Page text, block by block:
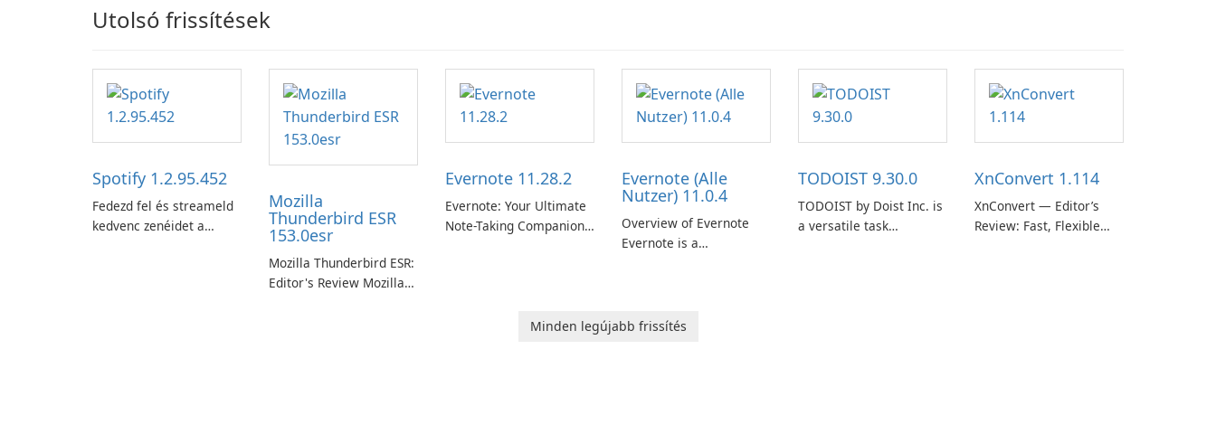
Utolsó frissítések
Spotify 1.2.95.452
Fedezd fel és streameld
kedvenc zenéidet a
Mozilla
Thunderbird ESR
153.0esr
Mozilla Thunderbird ESR:
Editor's Review Mozilla
Evernote 11.28.2
Evernote: Your Ultimate
Note-Taking Companion
users capture ideas,
Evernote (Alle
Nutzer) 11.0.4
Overview of Evernote
Evernote is a
help users capture,
TODOIST 9.30.0
TODOIST by Doist Inc. is
a versatile task
XnConvert 1.114
XnConvert — Editor’s
Review: Fast, Flexible
Minden legújabb frissítés